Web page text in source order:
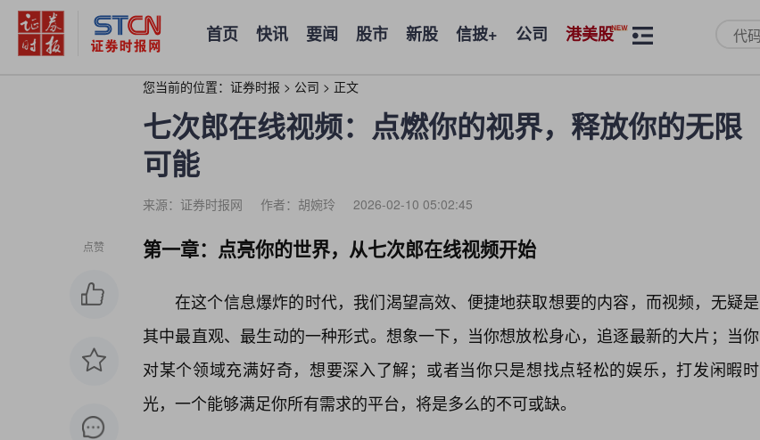
首页 快讯 要闻 股市 新股 信披+ 公司 港美股
您当前的位置： 证券时报 > 公司 > 正文
七次郎在线视频：点燃你的视界，释放你的无限
可能
来源：证券时报网 作者：胡婉玲 2026-02-10 05:02:45
点赞 第一章：点亮你的世界，从七次郎在线视频开始
在这个信息爆炸的时代，我们渴望高效、便捷地获取想要的内容，而视频，无疑是
其中最直观、最生动的一种形式。想象一下，当你想放松身心，追逐最新的大片；当你
对某个领域充满好奇，想要深入了解；或者当你只是想找点轻松的娱乐，打发闲暇时
光，一个能够满足你所有需求的平台，将是多么的不可或缺。